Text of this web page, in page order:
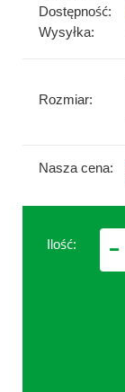
Dostępność:
Wysyłka:
Rozmiar:
Nasza cena:
Ilość: